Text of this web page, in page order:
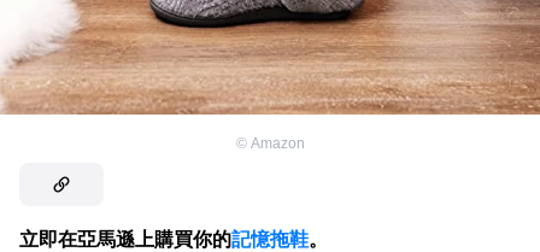
© Amazon
立即在亞馬遜上購買你的記憶拖鞋。